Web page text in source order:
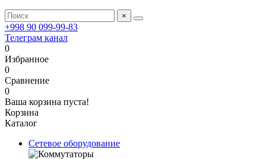
×
+998 90 099-99-83
Телеграм канал
0
Избранное
0
Сравнение
0
Ваша корзина пуста!
Корзина
Каталог
Сетевое оборудование